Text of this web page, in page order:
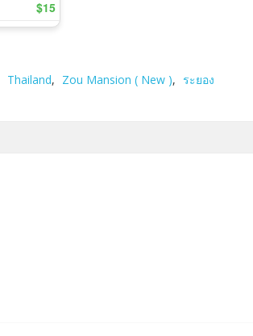
Thailand, Zou Mansion ( New ), ระยอง